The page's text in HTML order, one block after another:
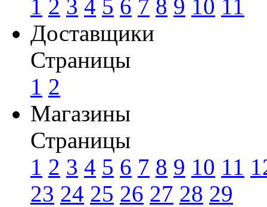
1 2 3 4 5 6 7 8 9 10 11
Доставщики
Страницы
1 2
Магазины
Страницы
1 2 3 4 5 6 7 8 9 10 11
23 24 25 26 27 28 29